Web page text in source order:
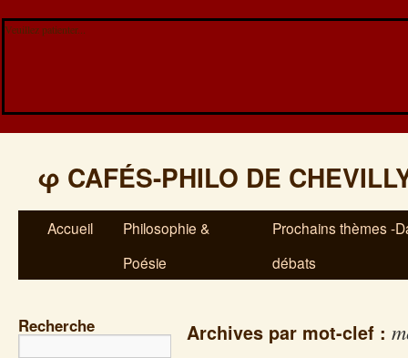
Veuillez patienter...
φ CAFÉS-PHILO DE
Accueil
Philosophie &
Poésie
Prochains thèmes -
débats
Recherche Archives par mot-clef :